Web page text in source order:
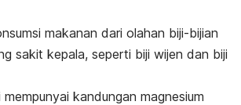
makanan dari olahan biji-bijian
sakit kepala, seperti biji wijen dan biji
kandungan magnesium